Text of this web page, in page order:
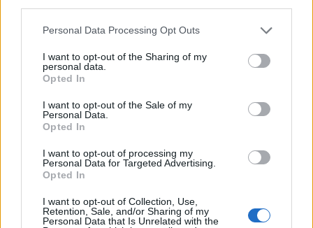
Personal Data Processing Opt Outs
I want to opt-out of the Sharing of my
personal data.
Opted In
I want to opt-out of the Sale of my
Personal Data.
Opted In
I want to opt-out of processing my
Personal Data for Targeted Advertising.
Opted In
I want to opt-out of Collection, Use,
Retention, Sale, and/or Sharing of my
Personal Data that Is Unrelated with the